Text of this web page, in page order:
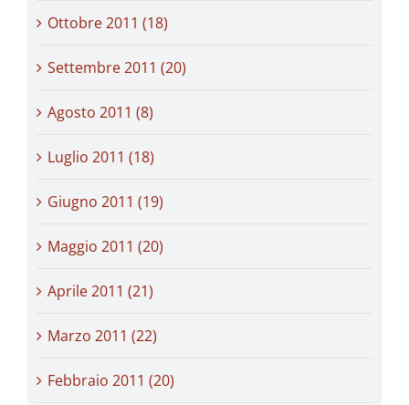
Ottobre 2011 (18)
Settembre 2011 (20)
Agosto 2011 (8)
Luglio 2011 (18)
Giugno 2011 (19)
Maggio 2011 (20)
Aprile 2011 (21)
Marzo 2011 (22)
Febbraio 2011 (20)